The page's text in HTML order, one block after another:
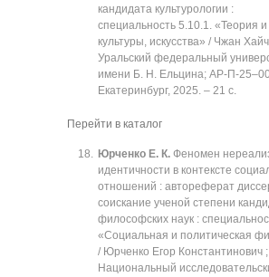
кандидата культурологии :
специальность 5.10.1. «Теория
культуры, искусства» / Чжан
Уральский федеральный
имени Б. Н. Ельцина; АР-П-
Екатеринбург, 2025. ‒ 21 с.
Перейти в каталог
Юрченко Е. К. Феномен
идентичности в контексте
отношений : автореферат
соискание ученой степени
философских наук :
«Социальная и политическая
/ Юрченко Егор Константинович ;
Национальный